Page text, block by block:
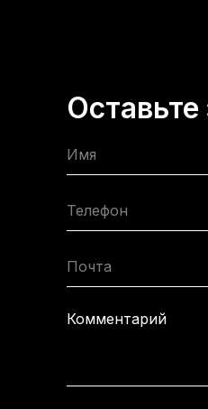
Оставьте
Имя
Телефон
Почта
Комментарий